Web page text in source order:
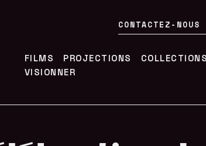
CONTACTEZ-NOUS
FILMS PROJECTIONS COLLECTIONS
VISIONNER